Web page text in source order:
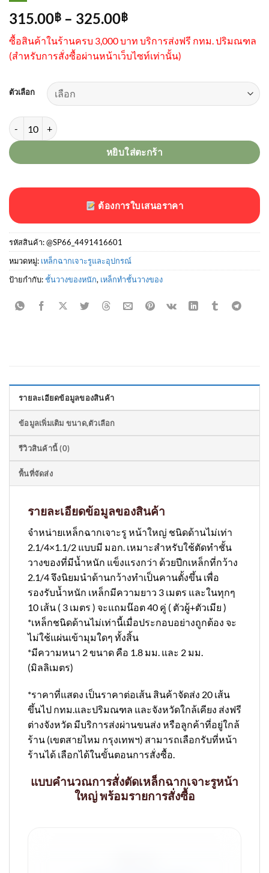
315.00฿ – 325.00฿Price
range:
315.00฿
through
ซื้อสินค้าในร้านครบ 3,000 บาท บริการส่งฟรี กทม. ปริมณฑล
(สำหรับการสั่งซื้อผ่านหน้าเว็บไซท์เท่านั้น)
ตัวเลือก
จำนวน เหล็กฉากเจาะรู หน้าใหญ่ (ชนิดด้านไม่เท่า) ชิ้น
หยิบใส่ตะกร้า
ต้องการใบเสนอราคา
รหัสสินค้า:@SP66_4491416601
หมวดหมู่: เหล็กฉากเจาะรูและอุปกรณ์
ป้ายกำกับ:ชั้นวางของหนัก, เหล็กทำชั้นวางของ
รายละเอียดข้อมูลของสินค้า
ข้อมูลเพิ่มเติม ขนาด,ตัวเลือก
รีวิวสินค้านี้ (0)
พื้นที่จัดส่ง
รายละเอียดข้อมูลของสินค้า
จำหน่ายเหล็กฉากเจาะรู หน้าใหญ่ ชนิดด้านไม่เท่า
2.1/4×1.1/2 แบบมี มอก. เหมาะสำหรับใช้ตัดทำชั้น
วางของที่มีน้ำหนัก แข็งแรงกว่า ด้วยปีกเหล็กที่กว้าง
2.1/4 จึงนิยมนำด้านกว้างทำเป็นคานตั้งขึ้น เพื่อ
รองรับน้ำหนัก เหล็กมีความยาว 3 เมตร และในทุกๆ
10 เส้น ( 3 เมตร ) จะแถมน๊อต 40 คู่ ( ตัวผู้+ตัวเมีย )
*เหล็กชนิดด้านไม่เท่านี้เมื่อประกอบอย่างถูกต้อง จะ
ไม่ใช้แผ่นเข้ามุมใดๆ ทั้งสิ้น
*มีความหนา 2 ขนาด คือ 1.8 มม. และ 2 มม.
(มิลลิเมตร)
*ราคาที่แสดง เป็นราคาต่อเส้น สินค้าจัดส่ง 20 เส้น
ขึ้นไป กทม.และปริมณฑล และจังหวัดใกล้เคียง ส่งฟรี
ต่างจังหวัด มีบริการส่งผ่านขนส่ง หรือลูกค้าที่อยู่ใกล้
ร้าน (เขตสายไหม กรุงเทพฯ) สามารถเลือกรับที่หน้า
ร้านได้ เลือกได้ในขั้นตอนการสั่งซื้อ.
แบบคำนวณการสั่งตัดเหล็กฉากเจาะรูหน้า
ใหญ่ พร้อมรายการสั่งซื้อ